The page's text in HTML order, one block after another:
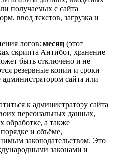
получаемых с сайта
ввод текстов, загрузка и
логов: месяц (этот
скрипта Антибот, хранение
быть отключено и не
резервные копии и сроки
сайта или
к администратору сайта
персональных данных,
обработке, а также
и объёме,
законодательством. Это
законами и